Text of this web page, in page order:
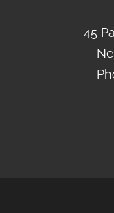
45